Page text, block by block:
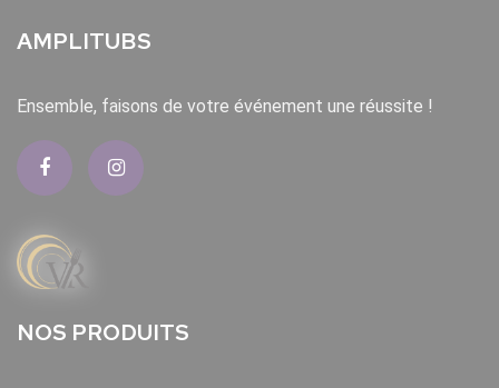
AMPLITUBS
Ensemble, faisons de votre événement une réussite !
NOS PRODUITS